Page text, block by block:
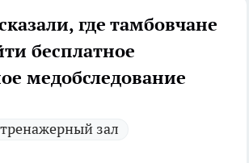
где тамбовчане
бесплатное
медобследование
тренажерный зал